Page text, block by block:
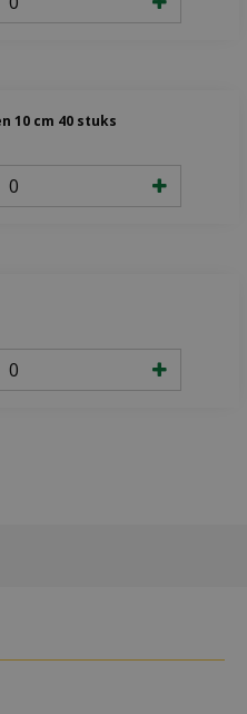
10 cm 40 stuks